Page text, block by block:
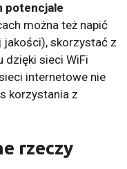
potencjale
można też napić
skorzystać z
sieci WiFi
internetowe nie
korzystania z
rzeczy